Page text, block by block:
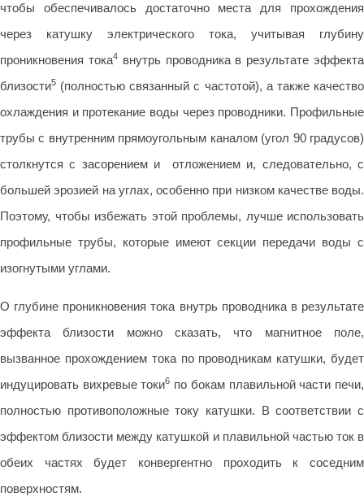
чтобы обеспечивалось достаточно места для прохождения
через катушку электрического тока, учитывая глубину
проникновения тока4внутрь проводника в результате эффекта
близости5 (полностью связанный с частотой), а также качество
охлаждения и протекание воды через проводники. Профильные
трубы с внутренним прямоугольным каналом (угол 90 градусов)
столкнутся с засорением и отложением и, следовательно, с
большей эрозией на углах, особенно при низком качестве воды.
Поэтому, чтобы избежать этой проблемы, лучше использовать
профильные трубы, которые имеют секции передачи воды с
изогнутыми углами.
О глубине проникновения тока внутрь проводника в результате
эффекта близости можно сказать, что магнитное поле,
вызванное прохождением тока по проводникам катушки, будет
индуцировать вихревые токи6 по бокам плавильной части печи,
полностью противоположные току катушки. В соответствии с
эффектом близости между катушкой и плавильной частью ток в
обеих частях будет конвергентно проходить к соседним
поверхностям.